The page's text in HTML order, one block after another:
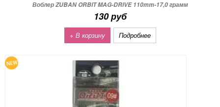
Воблер ZUBAN ORBIT MAG-DRIVE 110mm-17,0 грамм
130 руб
+ В корзину Подробнее